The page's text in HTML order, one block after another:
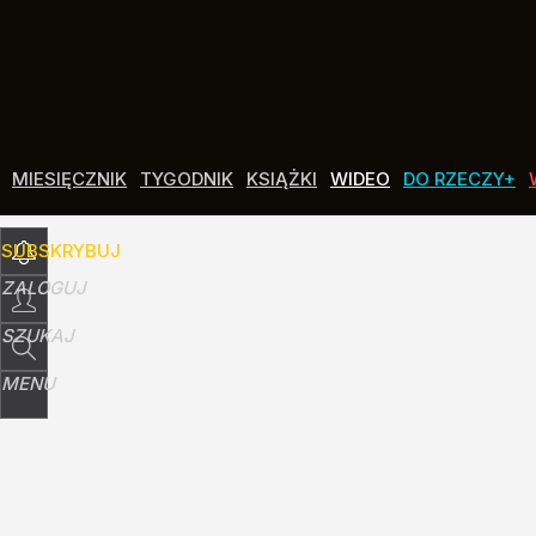
MIESIĘCZNIK TYGODNIK KSIĄŻKI WIDEO DO RZECZY+
SUBSKRYBUJ
ZALOGUJ
SZUKAJ
MENU